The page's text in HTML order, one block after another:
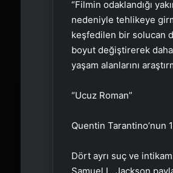
“Filmin odaklandığı
nedeniyle tehlikeye
keşfedilen bir solucan
boyut değiştirerek
yaşam alanlarını
“Ucuz Roman”
Quentin Tarantino’nun
Dört ayrı suç ve